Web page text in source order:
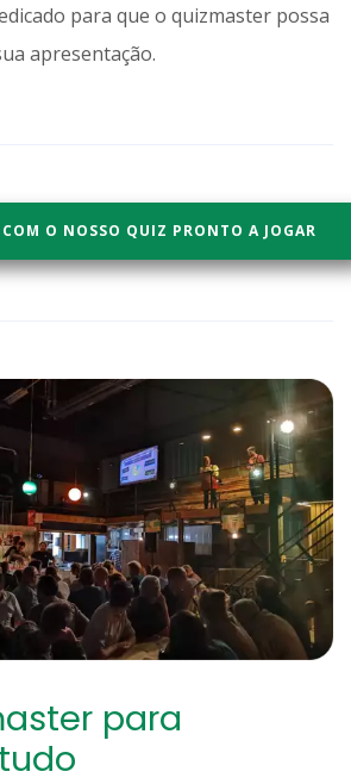
para que o quizmaster possa
apresentação.
O NOSSO QUIZ PRONTO A JOGAR
para